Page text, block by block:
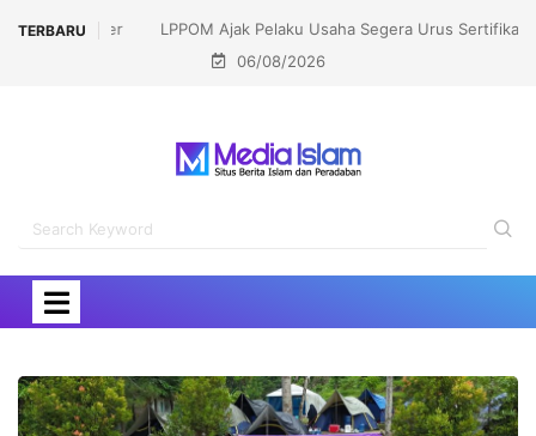
TERBARU
LPPOM Ajak Pelaku Usaha Segera Urus Sertifikasi
Halal
06/08/2026